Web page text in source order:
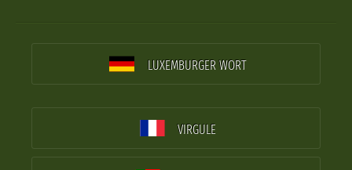
LUXEMBURGER WORT
VIRGULE